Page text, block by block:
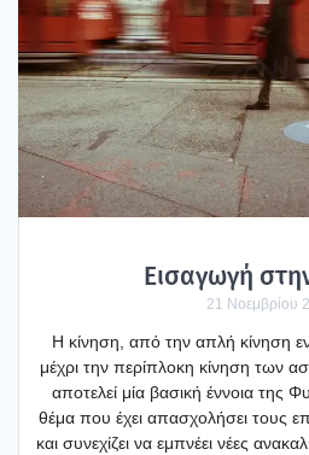
Εισα­γω­γή
21 Νοεμβρίου
Η κίνη­ση, από την απλή κίνη­ση
μέχρι την περί­πλο­κη κίνη­ση των
απο­τε­λεί μία βασι­κή έννοια της
θέμα που έχει απα­σχο­λή­σει τους
και συνε­χί­ζει να εμπνέ­ει νέες